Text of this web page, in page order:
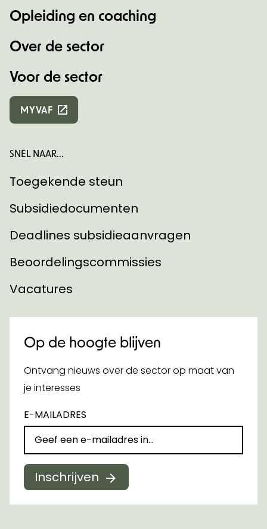
Opleiding en coaching
Over de sector
Voor de sector
MYVAF
SNEL NAAR...
Toegekende steun
Subsidiedocumenten
Deadlines subsidieaanvragen
Beoordelingscommissies
Vacatures
Op de hoogte blijven
Ontvang nieuws over de sector op maat van
je interesses
E-MAILADRES
Inschrijven